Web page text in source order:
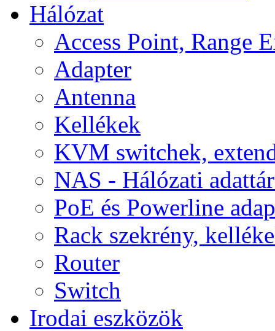
Hálózat
Access Point, Range
Adapter
Antenna
Kellékek
KVM switchek,
NAS - Hálózati
PoE és Powerline
Rack szekrény,
Router
Switch
Irodai eszközök